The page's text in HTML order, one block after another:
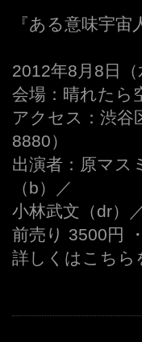
『ある意味宇
2012年8月8日
会場：晴れたら
アクセス：渋
8880）
出演者：原マス
（b）／
小林武文（dr）
前売り 3500円
詳しくはこち